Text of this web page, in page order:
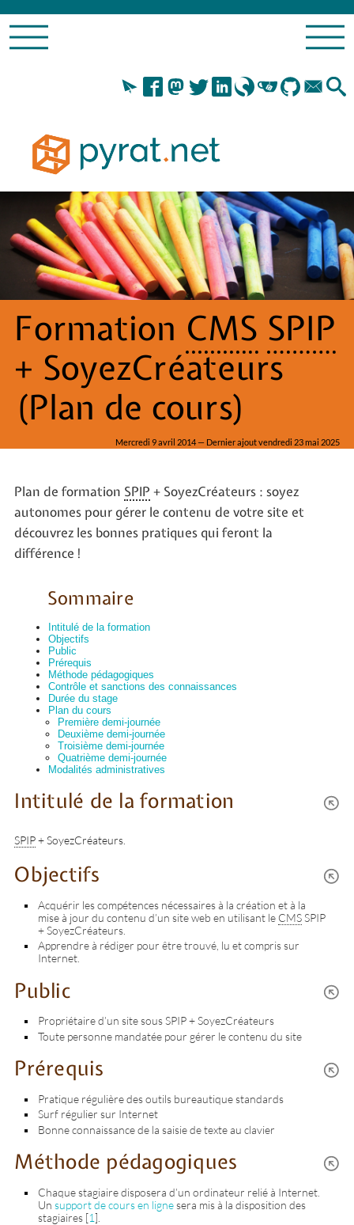
Formation CMS SPIP
+ SoyezCréateurs
(Plan de cours)
Mercredi 9 avril 2014 — Dernier ajout vendredi 23 mai 2025
Plan de formation SPIP + SoyezCréateurs : soyez
autonomes pour gérer le contenu de votre site et
découvrez les bonnes pratiques qui feront la
différence !
Sommaire
Intitulé de la formation
Objectifs
Public
Prérequis
Méthode pédagogiques
Contrôle et sanctions des connaissances
Durée du stage
Plan du cours
Première demi-journée
Deuxième demi-journée
Troisième demi-journée
Quatrième demi-journée
Modalités administratives
Intitulé de la formation
SPIP+ SoyezCréateurs.
Objectifs
Acquérir les compétences nécessaires à la création et à la
mise à jour du contenu d’un site web en utilisant le CMSSPIP
+ SoyezCréateurs.
Apprendre à rédiger pour être trouvé, lu et compris sur
Internet.
Public
Propriétaire d’un site sous SPIP + SoyezCréateurs
Toute personne mandatée pour gérer le contenu du site
Prérequis
Pratique régulière des outils bureautique standards
Surf régulier sur Internet
Bonne connaissance de la saisie de texte au clavier
Méthode pédagogiques
Chaque stagiaire disposera d’un ordinateur relié à Internet.
Unsupport de cours en lignesera mis à la disposition des
stagiaires [1]